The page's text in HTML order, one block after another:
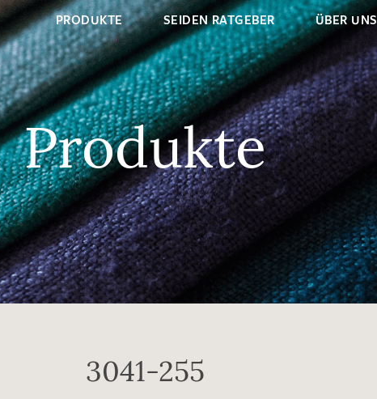
PRODUKTE SEIDEN RATGEBER ÜBER UNS
Produkte
3041-255